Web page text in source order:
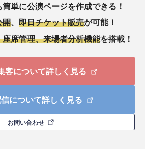
単に公演ページを作成できる！
開
即日チケット販売が可能！
席管理、来場者分析機能を搭載！
客について詳しく見る
について詳しく見る
お問い合わせ